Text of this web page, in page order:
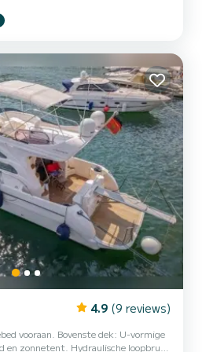
sfeer bij het aanmeren.
hull met twee
4.9 (9 reviews)
zonnetent. Hydraulische loopbrug.